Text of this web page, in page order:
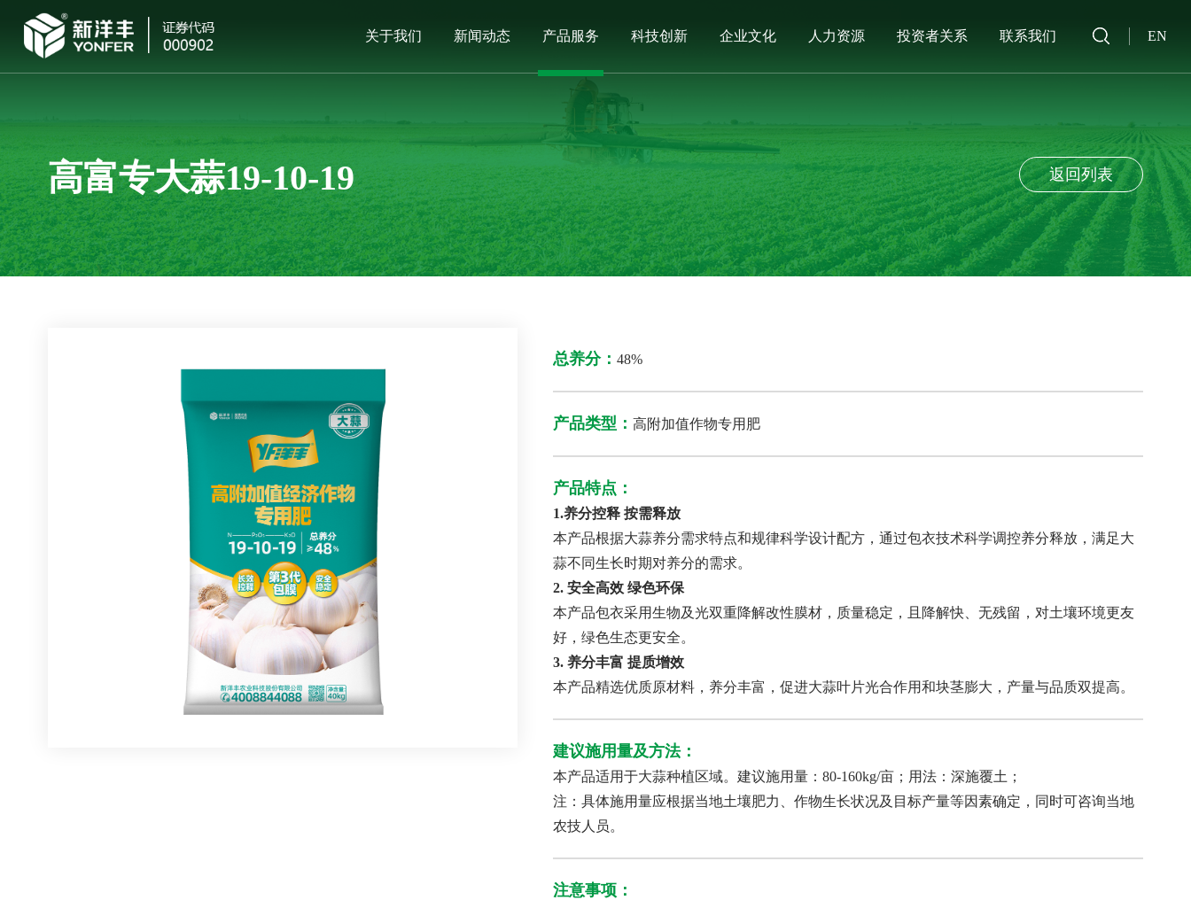
关于我们 新闻动态 产品服务 科技创新 企业文化 人力资源 投资者关系 联系我们 EN
高富专大蒜19-10-19 返回列表
总养分： 48%
产品类型： 高附加值作物专用肥
产品特点：
1.养分控释 按需释放
本产品根据大蒜养分需求特点和规律科学设计配方，通过包衣技术科学调控养分释放，满足大
蒜不同生长时期对养分的需求。
2. 安全高效 绿色环保
本产品包衣采用生物及光双重降解改性膜材，质量稳定，且降解快、无残留，对土壤环境更友
好，绿色生态更安全。
3. 养分丰富 提质增效
本产品精选优质原材料，养分丰富，促进大蒜叶片光合作用和块茎膨大，产量与品质双提高。
建议施用量及方法：
本产品适用于大蒜种植区域。建议施用量：80-160kg/亩；用法：深施覆土；
注：具体施用量应根据当地土壤肥力、作物生长状况及目标产量等因素确定，同时可咨询当地
农技人员。
注意事项：